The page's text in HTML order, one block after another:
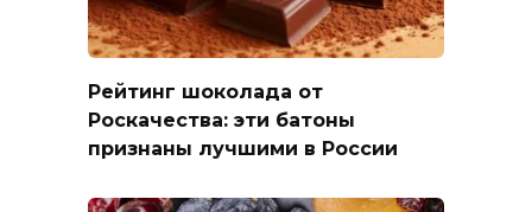
Рейтинг шоколада от
Роскачества: эти батоны
признаны лучшими в России